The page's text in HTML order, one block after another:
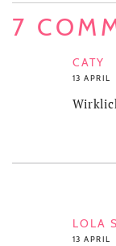
7
CATY
13 APRIL
LOLA
13 APRIL